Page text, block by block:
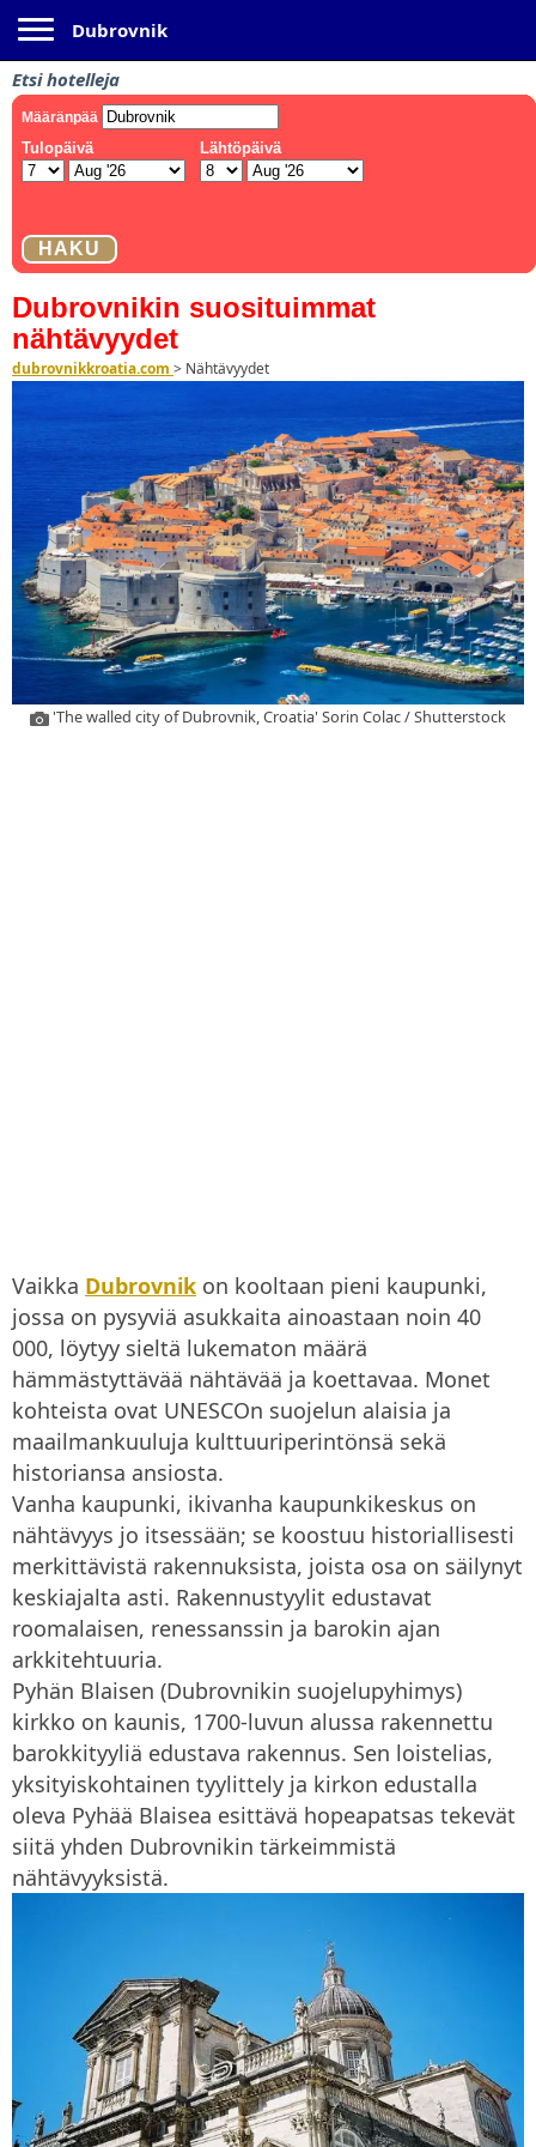
Dubrovnik
Etsi hotelleja
Dubrovnikin suosituimmat
nähtävyydet
dubrovnikkroatia.com > Nähtävyydet
'The walled city of Dubrovnik, Croatia' Sorin Colac / Shutterstock
Vaikka Dubrovnik on kooltaan pieni kaupunki,
jossa on pysyviä asukkaita ainoastaan noin 40
000, löytyy sieltä lukematon määrä
hämmästyttävää nähtävää ja koettavaa. Monet
kohteista ovat UNESCOn suojelun alaisia ja
maailmankuuluja kulttuuriperintönsä sekä
historiansa ansiosta.
Vanha kaupunki, ikivanha kaupunkikeskus on
nähtävyys jo itsessään; se koostuu historiallisesti
merkittävistä rakennuksista, joista osa on säilynyt
keskiajalta asti. Rakennustyylit edustavat
roomalaisen, renessanssin ja barokin ajan
arkkitehtuuria.
Pyhän Blaisen (Dubrovnikin suojelupyhimys)
kirkko on kaunis, 1700-luvun alussa rakennettu
barokkityyliä edustava rakennus. Sen loistelias,
yksityiskohtainen tyylittely ja kirkon edustalla
oleva Pyhää Blaisea esittävä hopeapatsas tekevät
siitä yhden Dubrovnikin tärkeimmistä
nähtävyyksistä.